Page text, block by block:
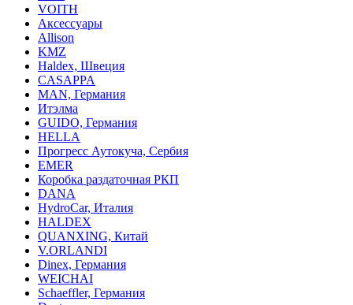
VOITH
Аксессуары
Allison
KMZ
Haldex, Швеция
CASAPPA
MAN, Германия
Итэлма
GUIDO, Германия
HELLA
Прогресс Аутокуча, Сербия
EMER
Коробка раздаточная РКП
DANA
HydroCar, Италия
HALDEX
QUANXING, Китай
V.ORLANDI
Dinex, Германия
WEICHAI
Schaeffler, Германия